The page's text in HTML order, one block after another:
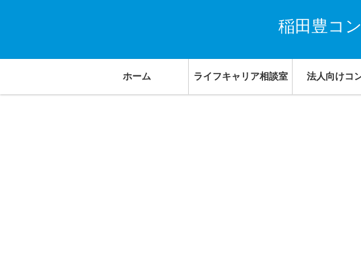
稲田豊コ
ホーム ライフキャリア相談室 法人向けコ